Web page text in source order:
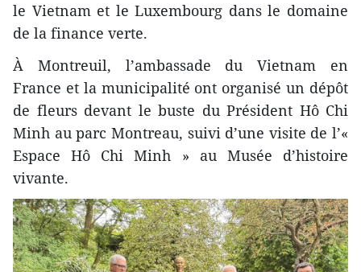
le Vietnam et le Luxembourg dans le domaine
de la finance verte.
À Montreuil, l’ambassade du Vietnam en
France et la municipalité ont organisé un dépôt
de fleurs devant le buste du Président Hô Chi
Minh au parc Montreau, suivi d’une visite de l’«
Espace Hô Chi Minh » au Musée d’histoire
vivante.